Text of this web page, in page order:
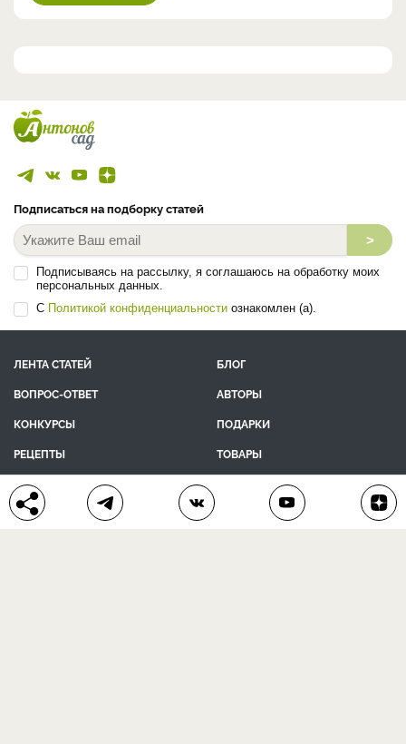
Подписаться на подборку статей
>
Подписываясь на рассылку, я соглашаюсь на обработку моих
персональных данных.
С Политикой конфиденциальности ознакомлен (а).
ЛЕНТА СТАТЕЙ
БЛОГ
ВОПРОС-ОТВЕТ
АВТОРЫ
КОНКУРСЫ
ПОДАРКИ
РЕЦЕПТЫ
ТОВАРЫ
ПОМОЩЬ
КОНТАКТЫ